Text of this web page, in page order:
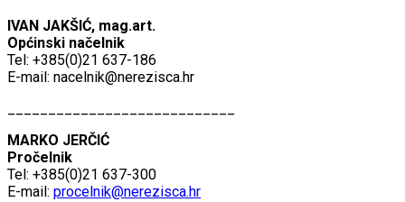
IVAN JAKŠIĆ, mag.art.
Općinski načelnik
Tel: +385(0)21 637-186
E-mail: nacelnik@nerezisca.hr
MARKO JERČIĆ
Pročelnik
Tel: +385(0)21 637-300
E-mail: procelnik@nerezisca.hr